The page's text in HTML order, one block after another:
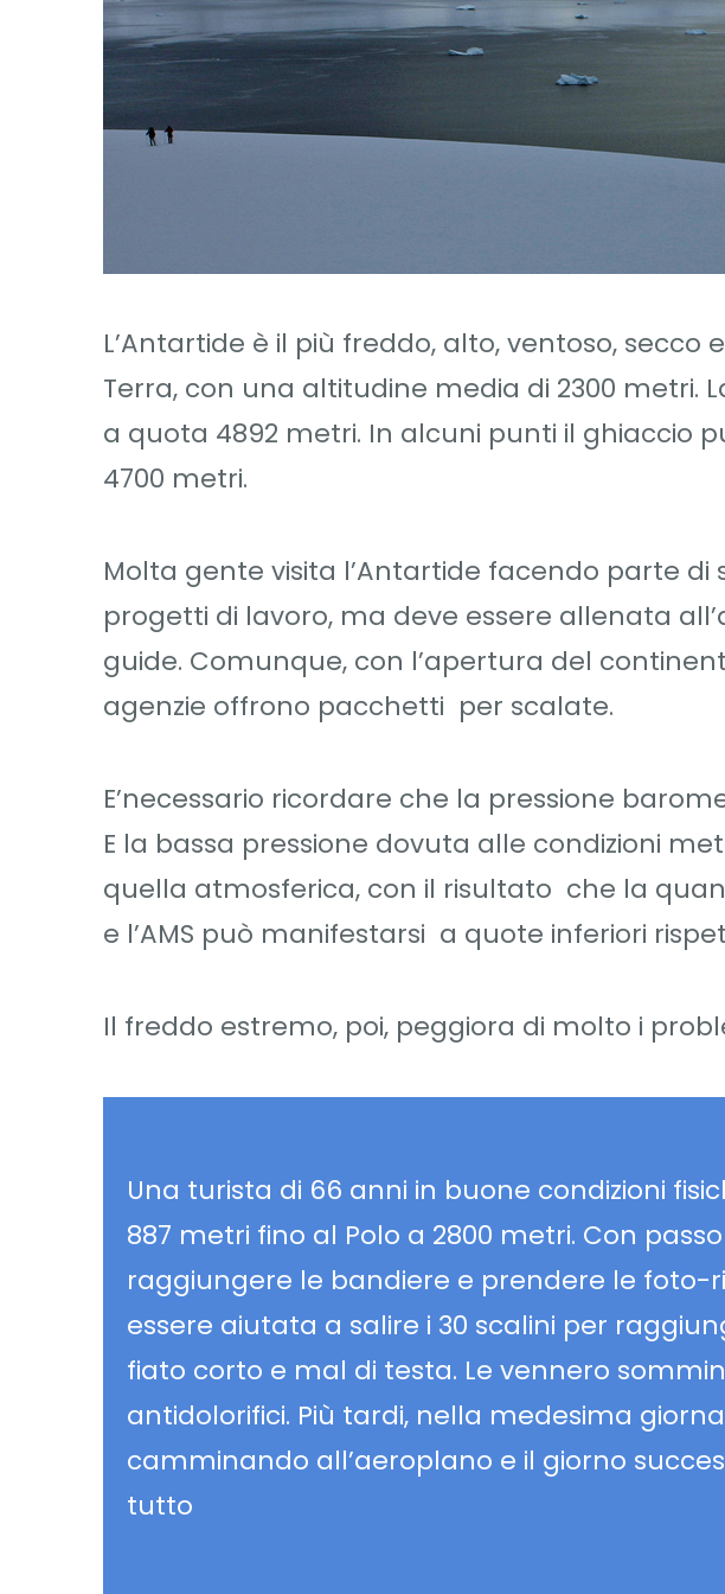
L’Antartide è il più freddo, alto, ventoso,
Terra, con una altitudine media di 2300 metri.
a quota 4892 metri. In alcuni punti il ghiaccio
4700 metri.
Molta gente visita l’Antartide facendo parte di
progetti di lavoro, ma deve essere allenata
guide. Comunque, con l’apertura del
agenzie offrono pacchetti per scalate.
E’necessario ricordare che la pressione
E la bassa pressione dovuta alle condizioni
quella atmosferica, con il risultato che la
e l’AMS può manifestarsi a quote inferiori
Il freddo estremo, poi, peggiora di molto i
Una turista di 66 anni in buone condizioni
887 metri fino al Polo a 2800 metri. Con
raggiungere le bandiere e prendere le foto-
essere aiutata a salire i 30 scalini per
fiato corto e mal di testa. Le vennero
antidolorifici. Più tardi, nella medesima
camminando all’aeroplano e il giorno
tutto